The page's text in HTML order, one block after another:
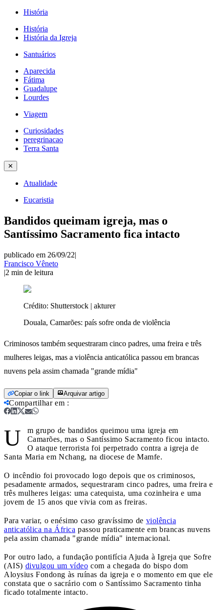
História
História
História da Igreja
Santuários
Aparecida
Fátima
Guadalupe
Lourdes
Viagem
Curiosidades
peregrinacao
Terra Santa
✕
Atualidade
Eucaristia
Bandidos queimam igreja, mas o
Santíssimo Sacramento fica intacto
publicado em 26/09/22|
Francisco Vêneto
|2 min de leitura
Crédito: Shutterstock | akturer
Douala, Camarões: país sofre onda de violência
Criminosos também sequestraram cinco padres, uma freira e três
mulheres leigas, mas a violência anticatólica passou em brancas
nuvens pela assim chamada "grande mídia"
Copiar o link Arquivar artigo
Compartilhar em :
U
m grupo de bandidos queimou uma igreja em
Camarões, mas o Santíssimo Sacramento ficou intacto.
O ataque terrorista foi perpetrado contra a igreja de
Santa Maria em Nchang, na diocese de Mamfe.
O incêndio foi provocado logo depois que os criminosos,
pesadamente armados, sequestraram cinco padres, uma freira e
três mulheres leigas: uma catequista, uma cozinheira e uma
jovem de 15 anos que vivia com as freiras.
Para variar, o enésimo caso gravíssimo de violência
anticatólica na África passou praticamente em brancas nuvens
pela assim chamada "grande mídia" internacional.
Por outro lado, a fundação pontifícia Ajuda à Igreja que Sofre
(AIS) divulgou um vídeo com a chegada do bispo dom
Aloysius Fondong às ruínas da igreja e o momento em que ele
constata que o sacrário com o Santíssimo Sacramento tinha
ficado totalmente intacto.